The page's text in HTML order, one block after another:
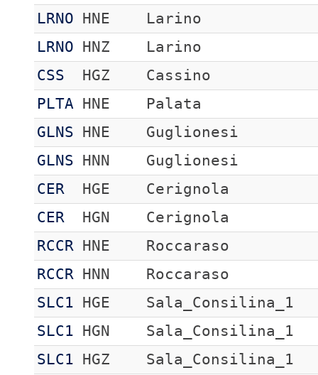
LRNO
HNE
Larino
LRNO
HNZ
Larino
CSS
HGZ
Cassino
PLTA
HNE
Palata
GLNS
HNE
Guglionesi
GLNS
HNN
Guglionesi
CER
HGE
Cerignola
CER
HGN
Cerignola
RCCR
HNE
Roccaraso
RCCR
HNN
Roccaraso
SLC1
HGE
Sala_Consilina_1
SLC1
HGN
Sala_Consilina_1
SLC1
HGZ
Sala_Consilina_1